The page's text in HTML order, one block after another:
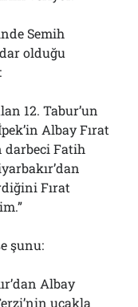
Semih
olduğu
12. Tabur’un
Albay Fırat
darbeci Fatih
Fırat
şunu:
Albay
uçakla